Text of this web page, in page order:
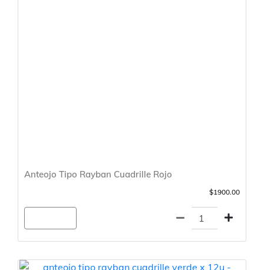
Anteojo Tipo Rayban Cuadrille Rojo
$1900.00